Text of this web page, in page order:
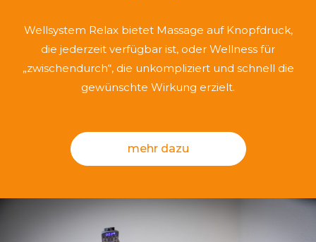
Wellsystem Relax bietet Massage auf Knopfdruck,
die jederzeit verfügbar ist, oder Wellness für
„zwischendurch“, die unkompliziert und schnell die
gewünschte Wirkung erzielt.
mehr dazu